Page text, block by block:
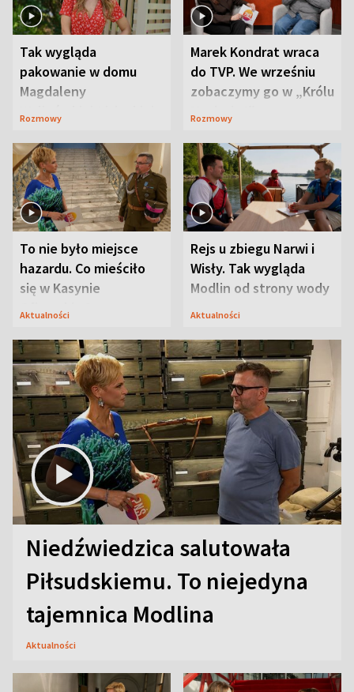
Tak wygląda
pakowanie w domu
Magdaleny
Waligórskiej-Lisieckiej.
Rozmowy
Marek Kondrat wraca
do TVP. We wrześniu
zobaczymy go w „Królu
Maciusiu I”
Rozmowy
To nie było miejsce
hazardu. Co mieściło
się w Kasynie
Oficerskim?
Aktualności
Rejs u zbiegu Narwi i
Wisły. Tak wygląda
Modlin od strony wody
Aktualności
Niedźwiedzica salutowała
Piłsudskiemu. To niejedyna
tajemnica Modlina
Aktualności